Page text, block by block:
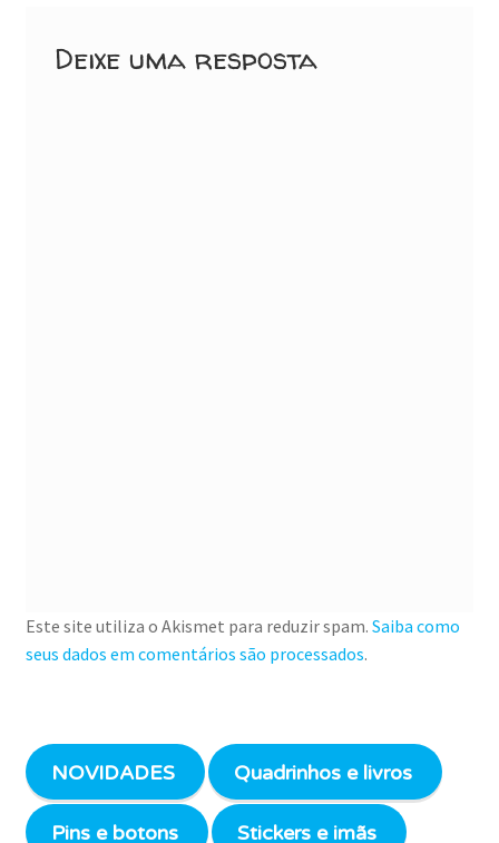
Deixe uma resposta
Este site utiliza o Akismet para reduzir spam. Saiba como
seus dados em comentários são processados.
NOVIDADES Quadrinhos e livros
Pins e botons Stickers e imãs